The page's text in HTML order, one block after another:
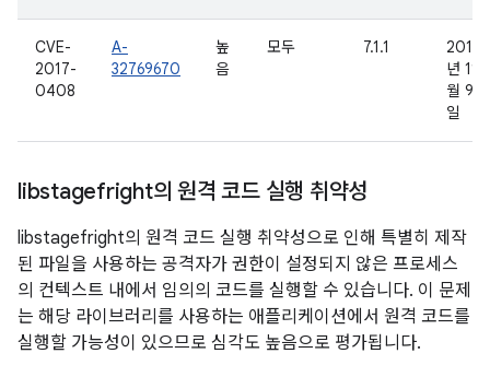
CVE-
2017-
0408
A-
32769670
높
음
모두 7.1.1
2016
년 11
월 9
일
libstagefright의 원격 코드 실행 취약성
libstagefright의 원격 코드 실행 취약성으로 인해 특별히 제작
된 파일을 사용하는 공격자가 권한이 설정되지 않은 프로세스
의 컨텍스트 내에서 임의의 코드를 실행할 수 있습니다. 이 문제
는 해당 라이브러리를 사용하는 애플리케이션에서 원격 코드를
실행할 가능성이 있으므로 심각도 높음으로 평가됩니다.